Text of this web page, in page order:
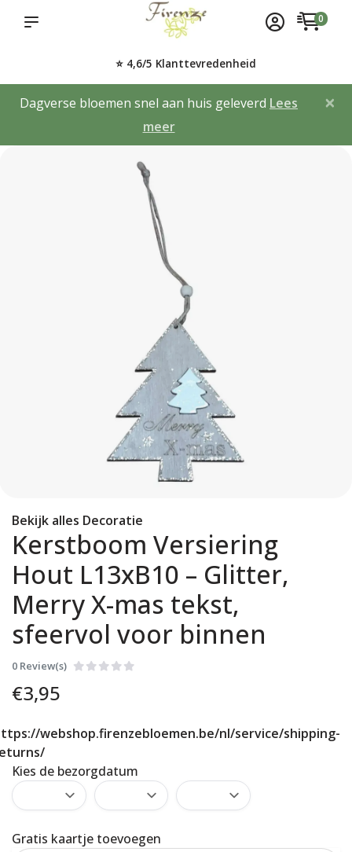
0
⭐ 4,6/5 Klanttevredenheid
Dagverse bloemen snel aan huis geleverd Lees
meer
×
Bekijk alles Decoratie
Kerstboom Versiering
Hout L13xB10 – Glitter,
Merry X-mas tekst,
sfeervol voor binnen
0 Review(s)
€3,95
webshop.firenzebloemen.be/nl/service/shipping-
Kies de bezorgdatum
Gratis kaartje toevoegen